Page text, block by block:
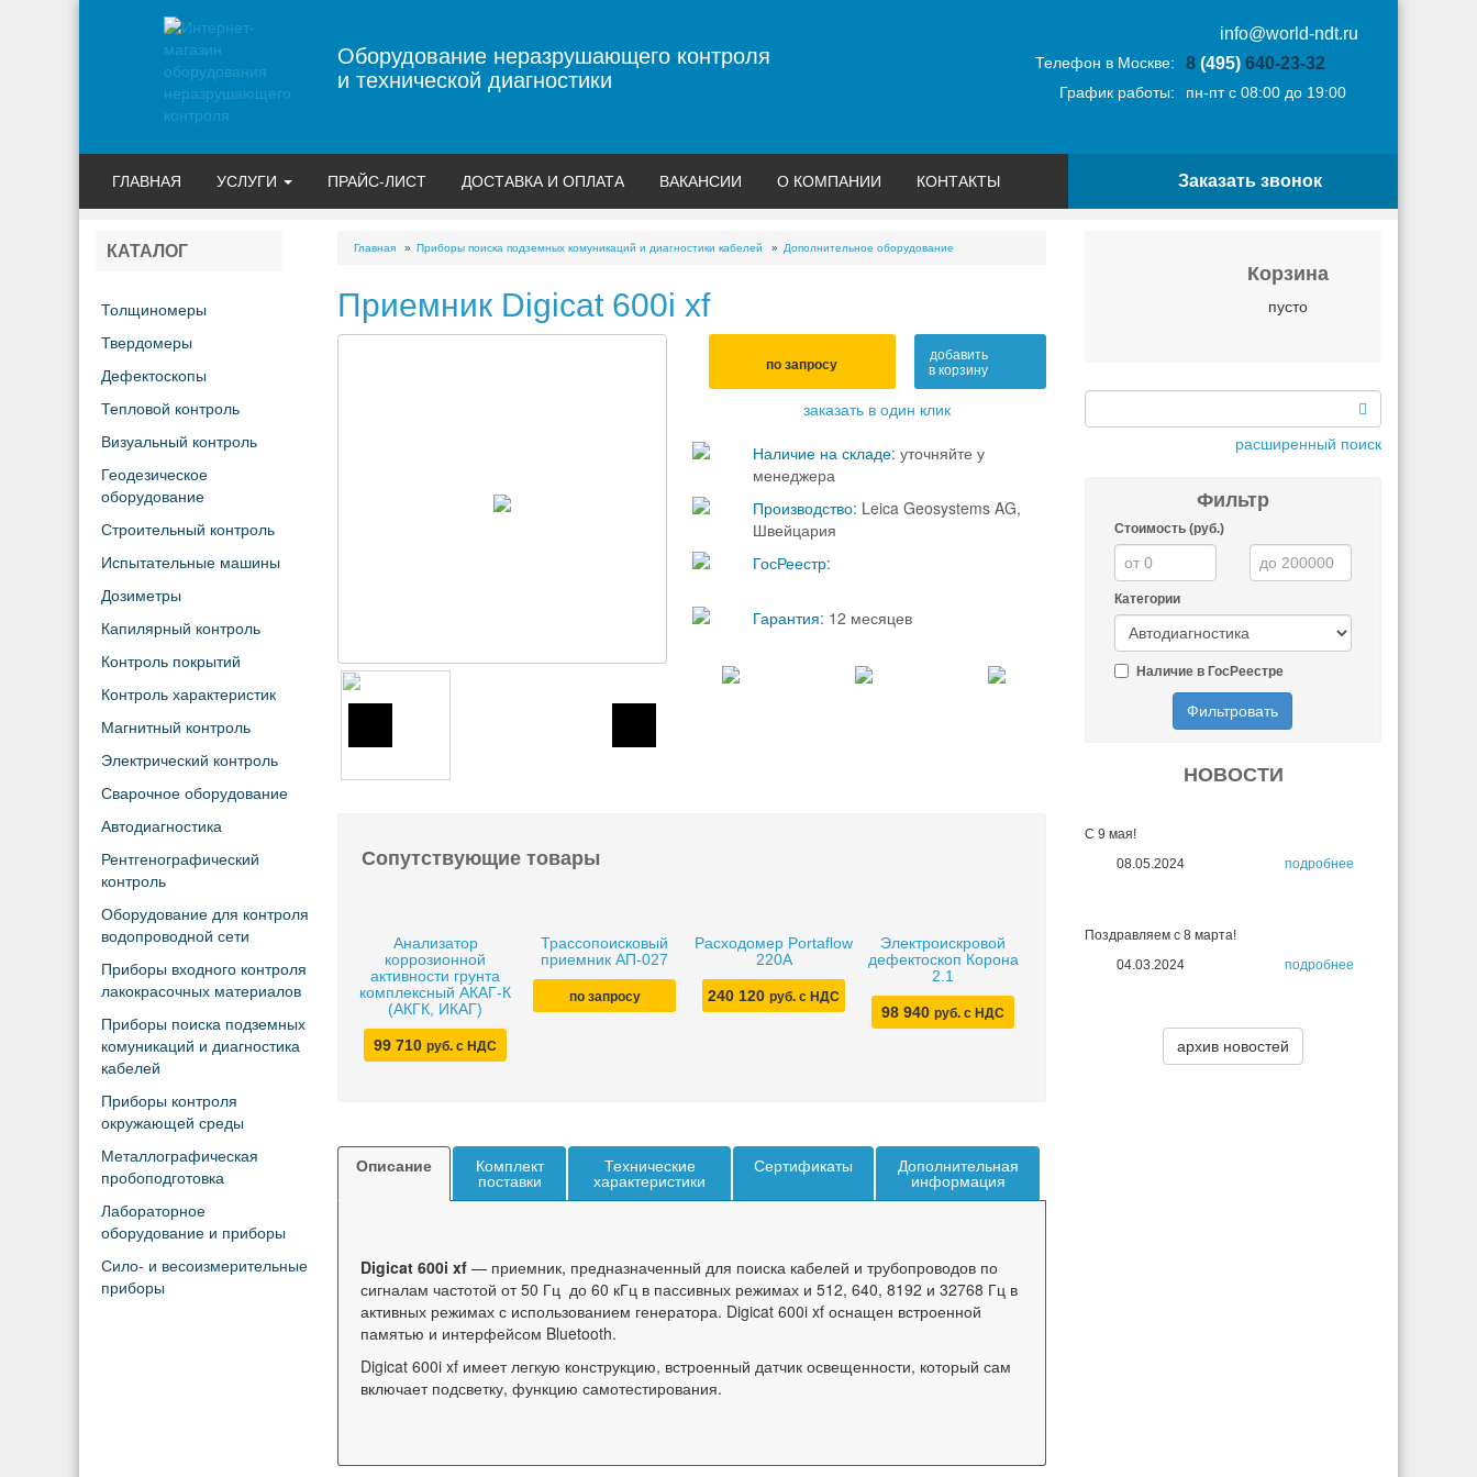
Оборудование неразрушающего контроля
и технической диагностики
info@world-ndt.ru
Телефон в Москве: 8 (495)640-23-32
График работы: пн-пт с 08:00 до 19:00
ГЛАВНАЯ УСЛУГИ ПРАЙС-ЛИСТ ДОСТАВКА И ОПЛАТА ВАКАНСИИ О КОМПАНИИ КОНТАКТЫ Заказать звонок
КАТАЛОГ
Толщиномеры
Твердомеры
Дефектоскопы
Тепловой контроль
Визуальный контроль
Геодезическое
оборудование
Строительный контроль
Испытательные машины
Дозиметры
Капилярный контроль
Контроль покрытий
Контроль характеристик
Магнитный контроль
Электрический контроль
Сварочное оборудование
Автодиагностика
Рентгенографический
контроль
Оборудование для контроля
водопроводной сети
Приборы входного контроля
лакокрасочных материалов
Приборы поиска подземных
комуникаций и диагностика
кабелей
Приборы контроля
окружающей среды
Металлографическая
пробоподготовка
Лабораторное
оборудование и приборы
Сило- и весоизмерительные
приборы
Главная Приборы поиска подземных комуникаций и диагностики кабелей Дополнительное оборудование
Приемник Digicat 600i xf
по запросу
добавить
в корзину
заказать в один клик
Наличие на складе: уточняйте у
менеджера
Производство: Leica Geosystems AG,
Швейцария
ГосРеестр:
Гарантия: 12 месяцев
Сопутствующие товары
Анализатор
коррозионной
активности грунта
комплексный АКАГ-К
(АКГК, ИКАГ)
99 710 руб. с НДС
Трассопоисковый
приемник АП-027
по запросу
Расходомер Portaflow
220A
240 120 руб. с НДС
Электроискровой
дефектоскоп Корона
2.1
98 940 руб. с НДС
Описание
Комплект
поставки
Технические
характеристики
Сертификаты
Дополнительная
информация
Digicat 600i xf — приемник, предназначенный для поиска кабелей и трубопроводов по
сигналам частотой от 50 Гц до 60 кГц в пассивных режимах и 512, 640, 8192 и 32768 Гц в
активных режимах с использованием генератора. Digicat 600i xf оснащен встроенной
памятью и интерфейсом Bluetooth.
Digicat 600i xf имеет легкую конструкцию, встроенный датчик освещенности, который сам
включает подсветку, функцию самотестирования.
Корзина
пусто
расширенный поиск
Фильтр
Стоимость (руб.)
Категории
Наличие в ГосРеестре
Фильтровать
НОВОСТИ
С 9 мая!
08.05.2024
подробнее
Поздравляем с 8 марта!
04.03.2024
подробнее
архив новостей